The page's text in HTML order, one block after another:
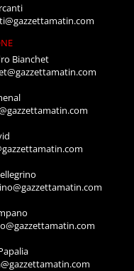
Bianchet